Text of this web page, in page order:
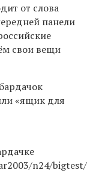
от слова
панели
свои вещи
«ящик для